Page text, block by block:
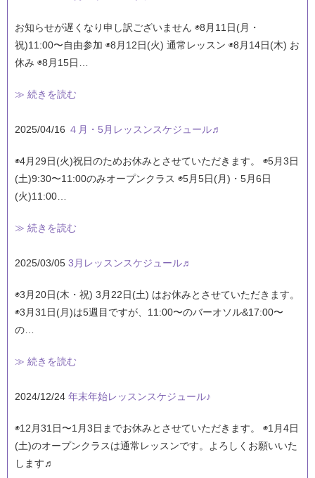
お知らせが遅くなり申し訳ございません ◉8月11日(月・
祝)11:00〜自由参加 ◉8月12日(火) 通常レッスン ◉8月14日(木) お
休み ◉8月15日…
≫ 続きを読む
2025/04/16 ４月・5月レッスンスケジュール♬
◉4月29日(火)祝日のためお休みとさせていただきます。 ◉5月3日
(土)9:30〜11:00のみオープンクラス ◉5月5日(月)・5月6日
(火)11:00…
≫ 続きを読む
2025/03/05 3月レッスンスケジュール♬
◉3月20日(木・祝) 3月22日(土) はお休みとさせていただきます。
◉3月31日(月)は5週目ですが、11:00〜のバーオソル&17:00〜
の…
≫ 続きを読む
2024/12/24 年末年始レッスンスケジュール♪
◉12月31日〜1月3日までお休みとさせていただきます。 ◉1月4日
(土)のオープンクラスは通常レッスンです。よろしくお願いいた
します♬